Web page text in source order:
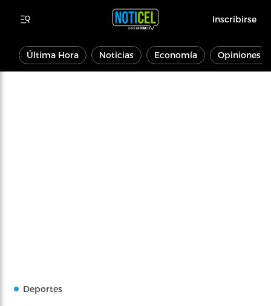
Inscribirse
Última Hora Noticias Economía Opiniones
Deportes